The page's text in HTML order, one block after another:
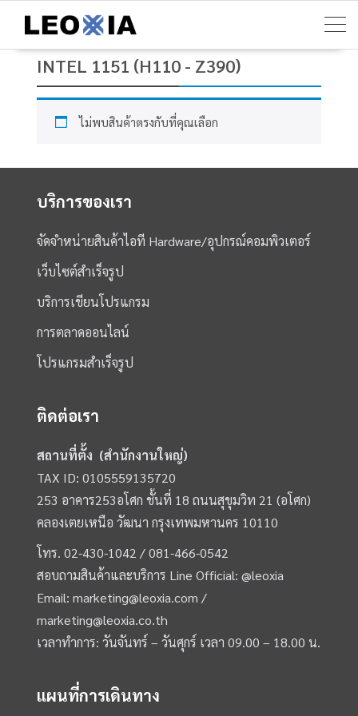
content
INTEL 1151 (H110 - Z390)
ไม่พบสินค้าตรงกับที่คุณเลือก
บริการของเรา
จัดจำหน่ายสินค้าไอที Hardware/อุปกรณ์คอมพิวเตอร์
เว็บไซต์สำเร็จรูป
บริการเขียนโปรแกรม
การตลาดออนไลน์
โปรแกรมสำเร็จรูป
ติดต่อเรา
สถานที่ตั้ง (สำนักงานใหญ่)
TAX ID: 0105559135720
253 อาคาร253อโศก ชั้นที่ 18 ถนนสุขุมวิท 21 (อโศก)
คลองเตยเหนือ วัฒนา กรุงเทพมหานคร 10110
โทร.02-430-1042 /081-466-0542
สอบถามสินค้าและบริการ Line Official:@leoxia
Email:marketing@leoxia.com /
marketing@leoxia.co.th
เวลาทำการ: วันจันทร์ – วันศุกร์ เวลา 09.00 – 18.00 น.
แผนที่การเดินทาง